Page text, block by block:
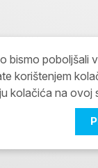
bismo poboljšali
korištenjem
kolačića na ovoj